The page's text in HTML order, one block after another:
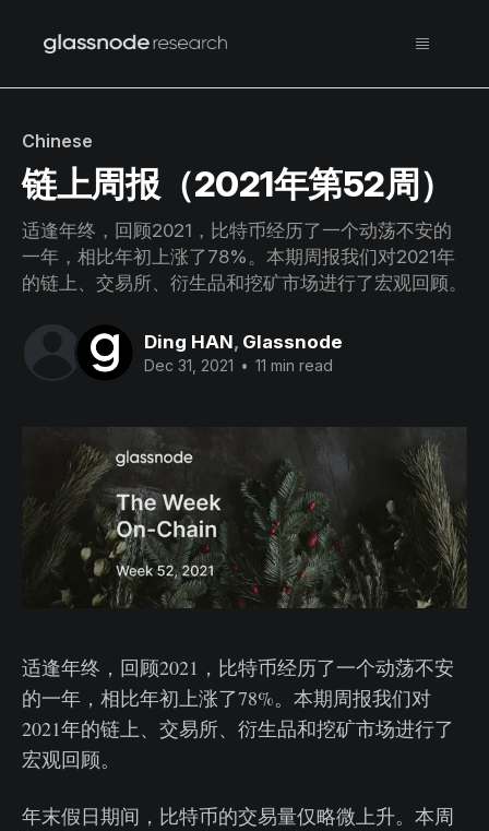
Chinese
链上周报（2021年第52周）
适逢年终，回顾2021，比特币经历了一个动荡不安的
一年，相比年初上涨了78%。本期周报我们对2021年
的链上、交易所、衍生品和挖矿市场进行了宏观回顾。
Ding HAN, Glassnode
Dec 31, 2021 • 11 min read
适逢年终，回顾2021，比特币经历了一个动荡不安
的一年，相比年初上涨了78%。本期周报我们对
2021年的链上、交易所、衍生品和挖矿市场进行了
宏观回顾。
年末假日期间，比特币的交易量仅略微上升。本周